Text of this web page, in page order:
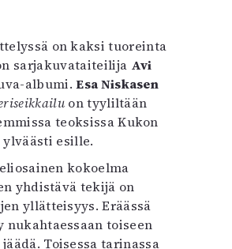
on kaksi tuoreinta
sarjakuvataiteilija Avi
albumi.Esa Niskasen
on tyyliltään
teoksissa Kukon
ylväästi esille.
kokoelma
yhdistävä tekijä on
yllätteisyys. Eräässä
toiseen
Toisessa tarinassa